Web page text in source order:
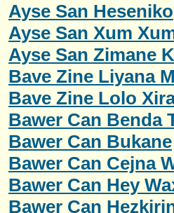
Ayse San Heseniko
Ayse San Xum
Ayse San Zimane
Bave Zine Liyana
Bave Zine Lolo
Bawer Can Benda
Bawer Can Bukane
Bawer Can Cejna
Bawer Can Hey
Bawer Can